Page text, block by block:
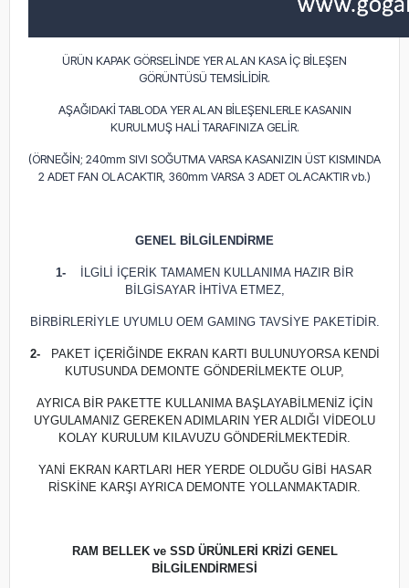
ÜRÜN KAPAK GÖRSELİNDE YER ALAN KASA İÇ BİLEŞEN
GÖRÜNTÜSÜ TEMSİLİDİR.
AŞAĞIDAKİ TABLODA YER ALAN BİLEŞENLERLE KASANIN
KURULMUŞ HALİ TARAFINIZA GELİR.
(ÖRNEĞİN; 240mm SIVI SOĞUTMA VARSA KASANIZIN ÜST KISMINDA
2 ADET FAN OLACAKTIR, 360mm VARSA 3 ADET OLACAKTIR vb.)
GENEL BİLGİLENDİRME
1-
İLGİLİ İÇERİK TAMAMEN KULLANIMA HAZIR BİR
BİLGİSAYAR İHTİVA ETMEZ,
BİRBİRLERİYLE UYUMLU OEM GAMING TAVSİYE PAKETİDİR.
2-
PAKET İÇERİĞİNDE EKRAN KARTI BULUNUYORSA KENDİ
KUTUSUNDA DEMONTE GÖNDERİLMEKTE OLUP,
AYRICA BİR PAKETTE KULLANIMA BAŞLAYABİLMENİZ İÇİN
UYGULAMANIZ GEREKEN ADIMLARIN YER ALDIĞI VİDEOLU
KOLAY KURULUM KILAVUZU GÖNDERİLMEKTEDİR.
YANİ EKRAN KARTLARI HER YERDE OLDUĞU GİBİ HASAR
RİSKİNE KARŞI AYRICA DEMONTE YOLLANMAKTADIR.
RAM BELLEK ve SSD ÜRÜNLERİ KRİZİ GENEL
BİLGİLENDİRMESİ